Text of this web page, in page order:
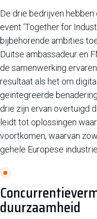
De drie bedrijven
event ‘Together for
bijbehorende ambities
Duitse ambassadeur en
de samenwerking
resultaat als het om
geïntegreerde
drie zijn ervan overtuigd
leidt tot oplossingen
voortkomen, waarvan
gehele Europese
duurzaamheid